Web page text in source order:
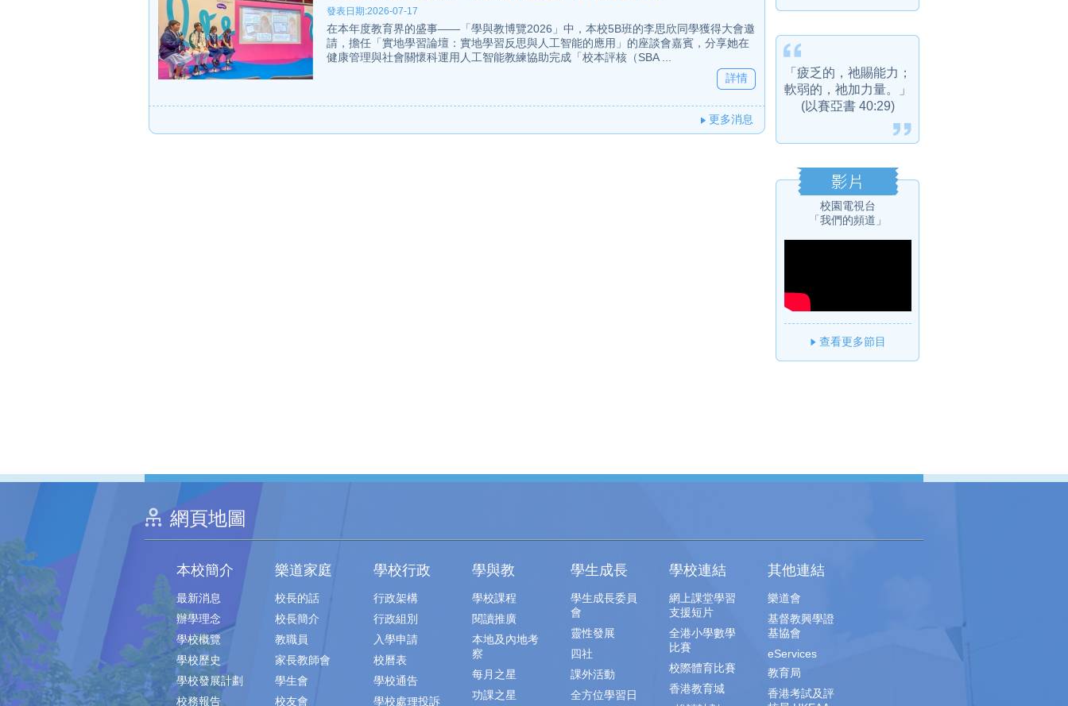
發表日期:2026-07-17
在本年度教育界的盛事——「學與教博覽2026」中，本校5B班的李思欣同學獲得大會邀
請，擔任「實地學習論壇：實地學習反思與人工智能的應用」的座談會嘉賓，分享她在
健康管理與社會關懷科運用人工智能教練協助完成「校本評核（SBA ...
詳情
更多消息
「疲乏的，祂賜能力；
軟弱的，祂加力量。」
(以賽亞書 40:29)
校園電視台
「我們的頻道」
查看更多節目
網頁地圖
本校簡介
最新消息
辦學理念
學校概覽
學校歷史
學校發展計劃
校務報告
樂道家庭
校長的話
校長簡介
教職員
家長教師會
學生會
校友會
學校行政
行政架構
行政組別
入學申請
校曆表
學校通告
學校處理投訴
學與教
學校課程
閱讀推廣
本地及內地考
察
每月之星
功課之星
學生成長
學生成長委員
會
靈性發展
四社
課外活動
全方位學習日
學校連結
網上課堂學習
支援短片
全港小學數學
比賽
校際體育比賽
香港教育城
其他連結
樂道會
基督教興學證
基協會
eServices
教育局
香港考試及評